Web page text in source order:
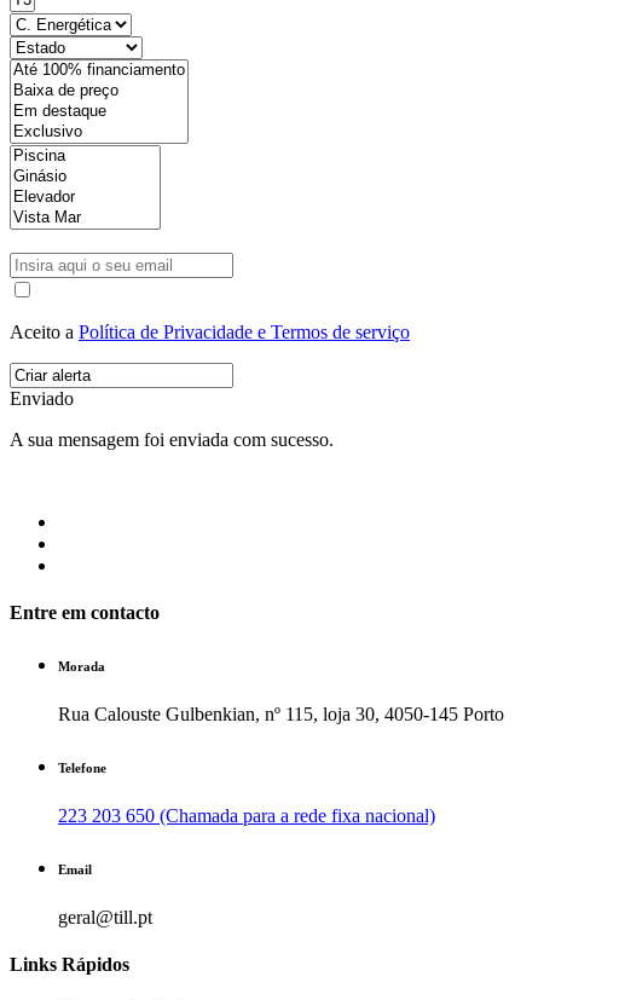
Aceito a Política de Privacidade e Termos de serviço
Enviado
A sua mensagem foi enviada com sucesso.
Entre em contacto
Morada
Rua Calouste Gulbenkian, nº 115, loja 30, 4050-145 Porto
Telefone
223 203 650 (Chamada para a rede fixa nacional)
Email
geral@till.pt
Links Rápidos